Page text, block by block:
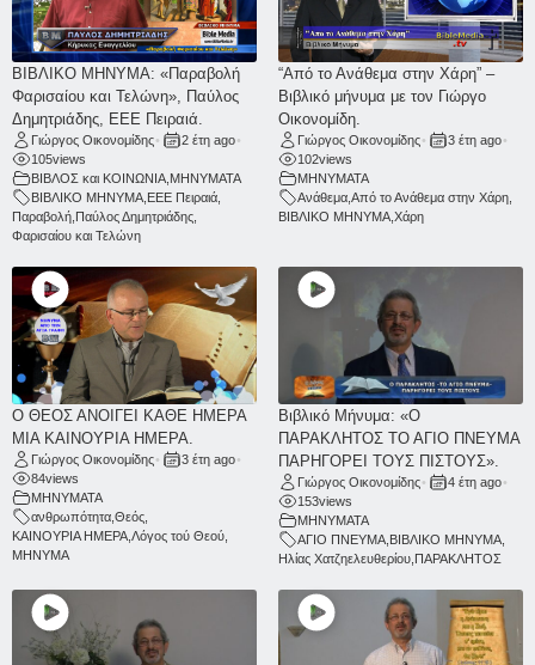
ΒΙΒΛΙΚΟ ΜΗΝΥΜΑ: «Παραβολή
Φαρισαίου και Τελώνη», Παύλος
Δημητριάδης, ΕΕΕ Πειραιά.
Γιώργος Οικονομίδης• 2 έτη ago•
105views
ΒΙΒΛΟΣ και ΚΟΙΝΩΝΙΑ ΜΗΝΥΜΑΤΑ
ΒΙΒΛΙΚΟ ΜΗΝΥΜΑ ΕΕΕ Πειραιά
Παραβολή Παύλος Δημητριάδης
Φαρισαίου και Τελώνη
“Από το Ανάθεμα στην Χάρη” –
Βιβλικό μήνυμα με τον Γιώργο
Οικονομίδη.
Γιώργος Οικονομίδης• 3 έτη ago•
102views
ΜΗΝΥΜΑΤΑ
Ανάθεμα Από το Ανάθεμα στην Χάρη
ΒΙΒΛΙΚΟ ΜΗΝΥΜΑ Χάρη
Ο ΘΕΟΣ ΑΝΟΙΓΕΙ ΚΑΘΕ ΗΜΕΡΑ
ΜΙΑ ΚΑΙΝΟΥΡΙΑ ΗΜΕΡΑ.
Γιώργος Οικονομίδης• 3 έτη ago•
84views
ΜΗΝΥΜΑΤΑ
ανθρωπότητα Θεός
ΚΑΙΝΟΥΡΙΑ ΗΜΕΡΑ Λόγος τού Θεού
ΜΗΝΥΜΑ
Βιβλικό Μήνυμα: «Ο
ΠΑΡΑΚΛΗΤΟΣ ΤΟ ΑΓΙΟ ΠΝΕΥΜΑ
ΠΑΡΗΓΟΡΕΙ ΤΟΥΣ ΠΙΣΤΟΥΣ».
Γιώργος Οικονομίδης• 4 έτη ago•
153views
ΜΗΝΥΜΑΤΑ
ΑΓΙΟ ΠΝΕΥΜΑ ΒΙΒΛΙΚΟ ΜΗΝΥΜΑ
Ηλίας Χατζηελευθερίου ΠΑΡΑΚΛΗΤΟΣ